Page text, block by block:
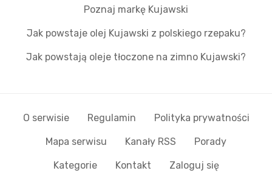
Poznaj markę Kujawski
Jak powstaje olej Kujawski z polskiego rzepaku?
Jak powstają oleje tłoczone na zimno Kujawski?
O serwisie Regulamin Polityka prywatności
Mapa serwisu Kanały RSS Porady
Kategorie Kontakt Zaloguj się